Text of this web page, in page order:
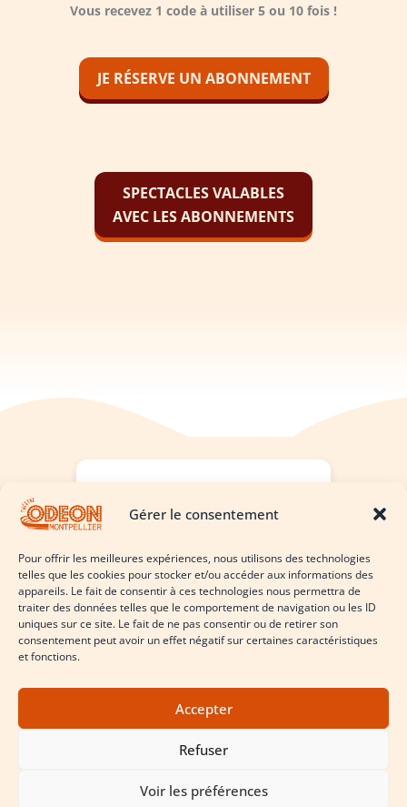
Gérer le consentement
Pour offrir les meilleures expériences, nous utilisons des technologies
telles que les cookies pour stocker et/ou accéder aux informations des
appareils. Le fait de consentir à ces technologies nous permettra de
traiter des données telles que le comportement de navigation ou les ID
uniques sur ce site. Le fait de ne pas consentir ou de retirer son
consentement peut avoir un effet négatif sur certaines caractéristiques
et fonctions.
Accepter
Refuser
Voir les préférences
Vous recevez 1 code à utiliser 5 ou 10 fois !
JE RÉSERVE UN ABONNEMENT
SPECTACLES VALABLES
AVEC LES ABONNEMENTS
Le théâtre comme vous ne l’avez jamais vu
Politique de cookies (UE)